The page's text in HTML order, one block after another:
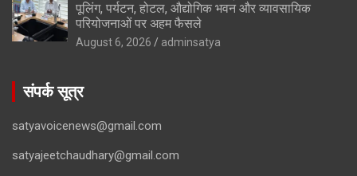
पूलिंग, पर्यटन, होटल, औद्योगिक भवन और व्यावसायिक
परियोजनाओं पर अहम फैसले
August 6, 2026 adminsatya
संपर्क सूत्र
satyavoicenews@gmail.com
satyajeetchaudhary@gmail.com